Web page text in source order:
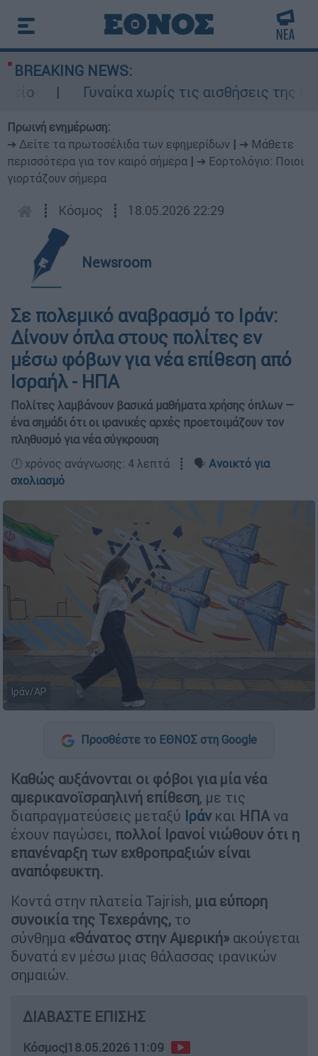
BREAKING NEWS:
Γυναίκα χωρίς τις αισθήσεις της σε
Πρωινή ενημέρωση:
➔ Δείτε τα πρωτοσέλιδα των εφημερίδων
➔ Μάθετε
περισσότερα για τον καιρό σήμερα
➔ Εορτολόγιο: Ποιοι
γιορτάζουν σήμερα
┋ Κόσμος ┋ 18.05.2026 22:29
Newsroom
Σε πολεμικό αναβρασμό το Ιράν:
Δίνουν όπλα στους πολίτες εν
μέσω φόβων για νέα επίθεση από
Ισραήλ - ΗΠΑ
Πολίτες λαμβάνουν βασικά μαθήματα χρήσης όπλων —
ένα σημάδι ότι οι ιρανικές αρχές προετοιμάζουν τον
πληθυσμό για νέα σύγκρουση
🕛 χρόνος ανάγνωσης: 4 λεπτά ┋ 🗣️ Ανοικτό για
σχολιασμό
Ιράν/AP
Προσθέστε το ΕΘΝΟΣ στη Google
Καθώς αυξάνονται οι φόβοι για μία νέα
αμερικανοϊσραηλινή επίθεση, με τις
διαπραγματεύσεις μεταξύ Ιράνκαι ΗΠΑ να
έχουν παγώσει, πολλοί Ιρανοί νιώθουν ότι η
επανέναρξη των εχθροπραξιών είναι
αναπόφευκτη.
Κοντά στην πλατεία Tajrish, μια εύπορη
συνοικία της Τεχεράνης, το
σύνθημα «Θάνατος στην Αμερική» ακούγεται
δυνατά εν μέσω μιας θάλασσας ιρανικών
σημαιών.
ΔΙΑΒΑΣΤΕ ΕΠΙΣΗΣ
Κόσμος|18.05.2026 11:09